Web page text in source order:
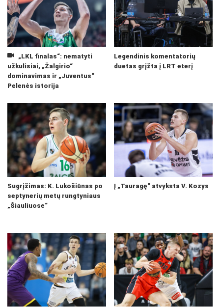
„LKL finalas“: nematyti
užkulisiai, „Žalgirio“
dominavimas ir „Juventus“
Pelenės istorija
Legendinis komentatorių
duetas grįžta į LRT eterį
Sugrįžimas: K. Lukošiūnas po
septynerių metų rungtyniaus
„Šiauliuose“
Į „Tauragę“ atvyksta V. Kozys